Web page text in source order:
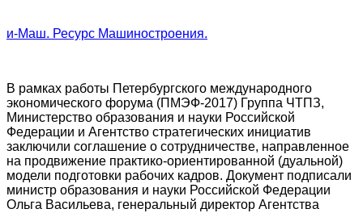
и-Маш. Ресурс Машиностроения.
В рамках работы Петербургского международного
экономического форума (ПМЭФ-2017) Группа ЧТПЗ,
Министерство образования и науки Российской
Федерации и Агентство стратегических инициатив
заключили соглашение о сотрудничестве, направленное
на продвижение практико-ориентированной (дуальной)
модели подготовки рабочих кадров. Документ подписали
министр образования и науки Российской Федерации
Ольга Васильева, генеральный директор Агентства